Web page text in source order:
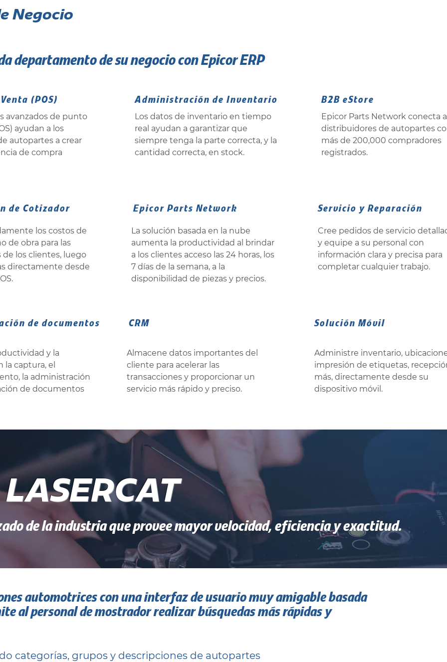
Negocio
departamento de su negocio con Epicor ERP
(POS)
avanzados de punto
ayudan a los
autopartes a crear
de compra
Administración de Inventario
Los datos de inventario en tiempo
real ayudan a garantizar que
siempre tenga la parte correcta, y la
cantidad correcta, en stock.
B2B eStore
Epicor Parts Network conecta
distribuidores de autopartes
más de 200,000 compradores
registrados.
de Cotizador
los costos de
de obra para las
de los clientes, luego
directamente desde
Epicor Parts Network
La solución basada en la nube
aumenta la productividad al brindar
a los clientes acceso las 24 horas, los
7 días de la semana, a la
disponibilidad de piezas y precios.
Servicio y Reparación
Cree pedidos de servicio
y equipe a su personal con
información clara y precisa para
completar cualquier trabajo.
de documentos
y la
la captura, el
la administración
de documentos
CRM
Almacene datos importantes del
cliente para acelerar las
transacciones y proporcionar un
servicio más rápido y preciso.
Solución Móvil
Administre inventario,
impresión de etiquetas,
más, directamente desde su
dispositivo móvil.
LASERCAT
de la industria que provee mayor velocidad, eficiencia y exactitud.
automotrices con una interfaz de usuario muy amigable basada
al personal de mostrador realizar búsquedas más rápidas y
categorías, grupos y descripciones de autopartes